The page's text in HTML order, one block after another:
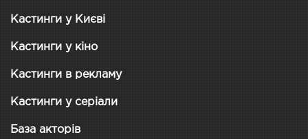
Кастинги у Києві
Кастинги у кіно
Кастинги в рекламу
Кастинги у серіали
База акторів